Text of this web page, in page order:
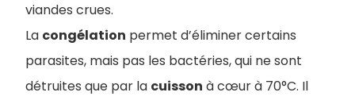
viandes crues.
La congélation permet d’éliminer certains
parasites, mais pas les bactéries, qui ne sont
détruites que par la cuisson à cœur à 70°C. Il